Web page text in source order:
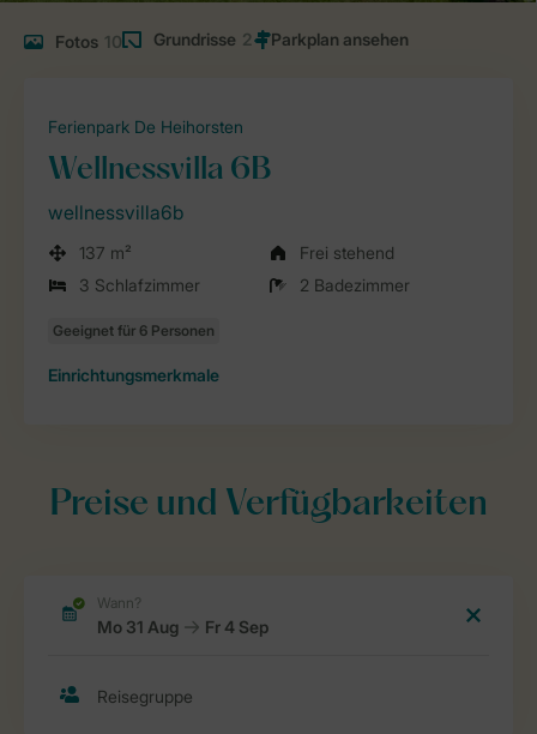
Fotos 10 Grundrisse 2
Ferienpark De Heihorsten
Wellnessvilla 6B
wellnessvilla6b
137 m²
Frei stehend
3 Schlafzimmer
2 Badezimmer
Einrichtungsmerkmale
Preise und Verfügbarkeiten